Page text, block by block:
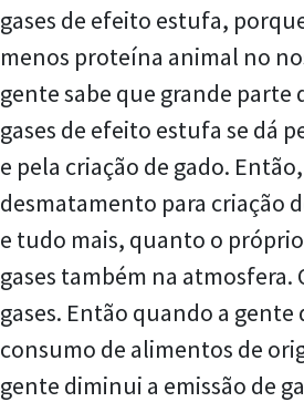
gases de efeito estufa,
menos proteína animal no
gente sabe que grande parte
gases de efeito estufa se dá
e pela criação de gado.
desmatamento para criação
e tudo mais, quanto o
gases também na atmosfera.
gases. Então quando a gente
consumo de alimentos de
gente diminui a emissão de